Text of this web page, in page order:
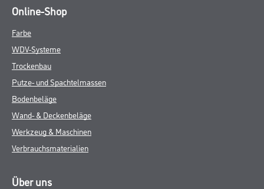
Online-Shop
Farbe
WDV-Systeme
Trockenbau
Putze- und Spachtelmassen
Bodenbeläge
Wand- & Deckenbeläge
Werkzeug & Maschinen
Verbrauchsmaterialien
Über uns